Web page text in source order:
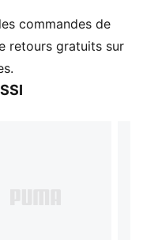
moins 20 % de
un avenir meilleur
commandes de
retours gratuits sur